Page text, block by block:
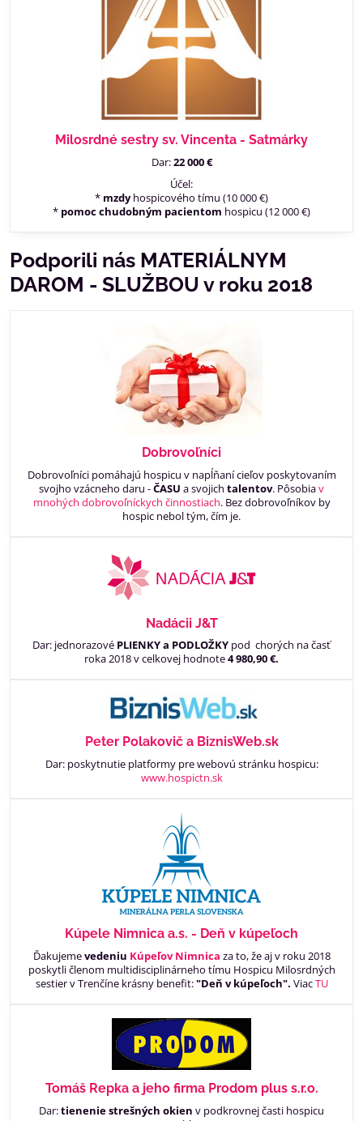
Milosrdné sestry sv. Vincenta - Satmárky
Dar:22 000 €
Účel:
* mzdyhospicového tímu (10 000 €)
* pomoc chudobným pacientom hospicu (12 000 €)
Podporili nás MATERIÁLNYM
DAROM - SLUŽBOU v roku 2018
Dobrovoľníci
Dobrovoľníci pomáhajú hospicu v napĺňaní cieľov poskytovaním
svojho vzácneho daru -ČASU a svojich talentov. Pôsobiav
mnohých dobrovoľníckych činnostiach. Bez dobrovoľníkov by
hospic nebol tým, čím je.
Nadácii J&T
Dar: jednorazové PLIENKY a PODLOŽKY pod chorých na časť
roka 2018 v celkovej hodnote4 980,90 €.
Peter Polakovič a BiznisWeb.sk
Dar: poskytnutie platformy pre webovú stránku hospicu:
www.hospictn.sk
Kúpele Nimnica a.s. - Deň v kúpeľoch
Ďakujemevedeniu Kúpeľov Nimnica za to, že aj v roku 2018
poskytli členom multidisciplinárneho tímu Hospicu Milosrdných
sestier v Trenčíne krásny benefit:"Deň v kúpeľoch". ViacTU
Tomáš Repka a jeho firma Prodom plus s.r.o.
Dar:tienenie strešných okien v podkrovnej časti hospicu